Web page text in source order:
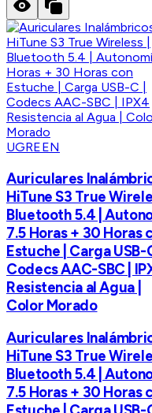
UGREEN
Auriculares
HiTune S3 True
Bluetooth 5.4 |
7.5 Horas + 30 Horas
Estuche | Carga USB-
Codecs AAC-SBC |
Resistencia al Agua |
Color Morado
Auriculares
HiTune S3 True
Bluetooth 5.4 |
7.5 Horas + 30 Horas